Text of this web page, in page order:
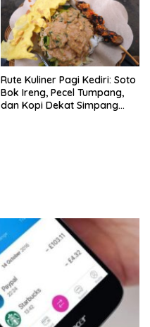
Rute Kuliner Pagi Kediri: Soto
Bok Ireng, Pecel Tumpang,
dan Kopi Dekat Simpang